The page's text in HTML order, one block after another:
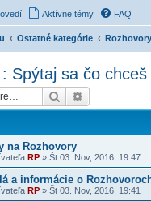
Aktívne témy FAQ
Ostatné kategórie
Spýtaj sa čo chceš
Hľadať
na Rozhovory
RP » Št 03. Nov, 2016, 19:47
a informácie o
RP » Št 03. Nov, 2016, 19:41